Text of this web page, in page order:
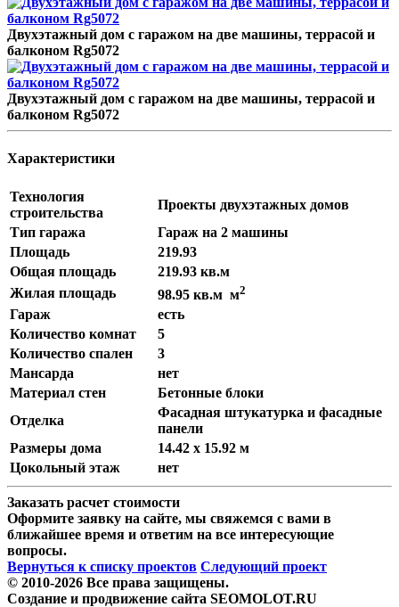
Двухэтажный дом с гаражом на две машины, террасой и
балконом Rg5072
Двухэтажный дом с гаражом на две машины, террасой и
балконом Rg5072
Характеристики
Технология
строительства
Проекты двухэтажных домов
Тип гаража
Гараж на 2 машины
Площадь
219.93
Общая площадь
219.93 кв.м
Жилая площадь
98.95 кв.м м2
Гараж
есть
Количество комнат
5
Количество спален
3
Мансарда
нет
Материал стен
Бетонные блоки
Отделка
Фасадная штукатурка и фасадные
панели
Размеры дома
14.42 x 15.92 м
Цокольный этаж
нет
Заказать расчет стоимости
Оформите заявку на сайте, мы свяжемся с вами в
ближайшее время и ответим на все интересующие
вопросы.
Вернуться к списку проектов Следующий проект
© 2010-2026 Все права защищены.
Создание и продвижение сайта SEOMOLOT.RU